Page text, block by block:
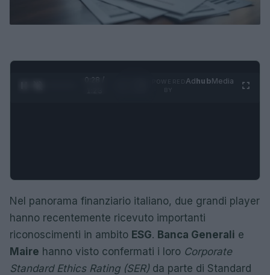
0:29 /
AdhubMedia
Nel panorama finanziario italiano, due grandi player
hanno recentemente ricevuto importanti
riconoscimenti in ambito ESG. Banca Generali e
Maire hanno visto confermati i loro Corporate
Standard Ethics Rating (SER) da parte di Standard